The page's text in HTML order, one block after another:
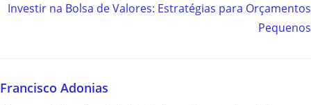
Investir na Bolsa de Valores: Estratégias para Orçamentos
Pequenos
Francisco Adonias